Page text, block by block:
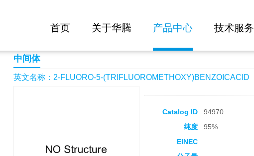
首页 关于华腾 产品中心 技术服务
2-FLUORO-5-(TRIFLUOROMETHOXY)BENZOICACID
中间体
英文名称：2-FLUORO-5-(TRIFLUOROMETHOXY)BENZOICACID
Catalog ID 94970
纯度
95%
EINEC